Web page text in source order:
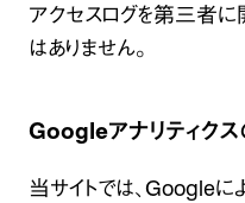
アクセスログを第三者に
はありません。
Googleアナリティク
当サイトでは、Google